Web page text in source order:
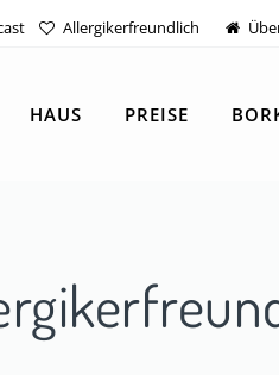
Allergikerfreundlich
HAUS PREISE